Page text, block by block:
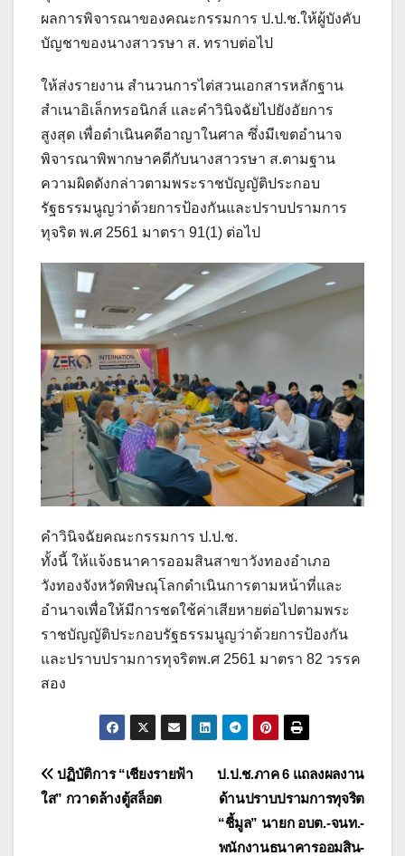
ผลการพิจารณาของคณะกรรมการ ป.ป.ช.ให้ผู้บังคับ
บัญชาของนางสาวรษา ส. ทราบต่อไป
ให้ส่งรายงาน สำนวนการไต่สวนเอกสารหลักฐาน
สำเนาอิเล็กทรอนิกส์ และคำวินิจฉัยไปยังอัยการ
สูงสุด เพื่อดำเนินคดีอาญาในศาล ซึ่งมีเขตอำนาจ
พิจารณาพิพากษาคดีกับนางสาวรษา ส.ตามฐาน
ความผิดดังกล่าวตามพระราชบัญญัติประกอบ
รัฐธรรมนูญว่าด้วยการป้องกันและปราบปรามการ
ทุจริต พ.ศ 2561 มาตรา 91(1) ต่อไป
คำวินิจฉัยคณะกรรมการ ป.ป.ช.
ทั้งนี้ ให้แจ้งธนาคารออมสินสาขาวังทองอำเภอ
วังทองจังหวัดพิษณุโลกดำเนินการตามหน้าที่และ
อำนาจเพื่อให้มีการชดใช้ค่าเสียหายต่อไปตามพระ
ราชบัญญัติประกอบรัฐธรรมนูญว่าด้วยการป้องกัน
และปราบปรามการทุจริตพ.ศ 2561 มาตรา 82 วรรค
สอง
แนะแนว
ป.ป.ช.ภาค 6 แถลงผลงาน
ด้านปราบปรามการทุจริต
“ชี้มูล” นายก อบต.-จนท.-
พนักงานธนาคารออมสิน-
ปฏิบัติการ “เชียงรายฟ้า
ใส” กวาดล้างตู้สล็อต